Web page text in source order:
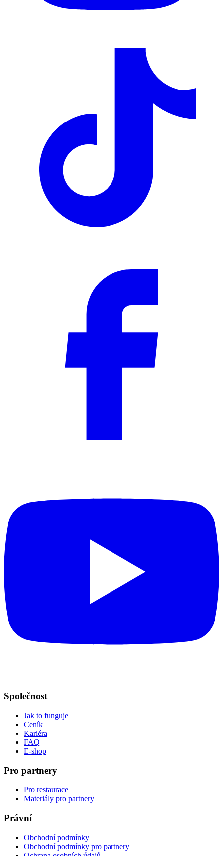
Společnost
Jak to funguje
Ceník
Kariéra
FAQ
E-shop
Pro partnery
Pro restaurace
Materiály pro partnery
Právní
Obchodní podmínky
Obchodní podmínky pro partnery